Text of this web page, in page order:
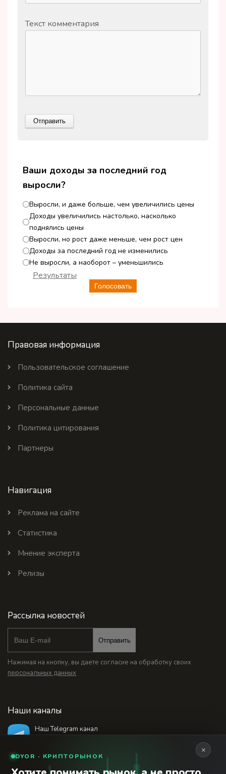
Текст комментария
Ваши доходы за последний год
выросли?
Выросли, и даже больше, чем увеличились цены
Доходы увеличились настолько, насколько
поднялись цены
Выросли, но рост даже меньше, чем рост цен
Доходы за последний год не изменились
Не выросли, а наоборот – уменьшились
Голосовать
Результаты
Правовая информация
Пользовательское соглашение
Политика сайта
Персональные данные
Политика цитирования
Партнеры
Навигация
Реклама на сайте
Статистика
Мнение эксперта
Релизы
Рассылка новостей
Отправить
Нажимая на кнопку, вы даете согласие на обработку своих
персональных данных
Наши каналы
Наш Telegram канал
© 2026 Финансовый интернет-портал «Банки
×
DYOR · КРИПТОРЫНОК